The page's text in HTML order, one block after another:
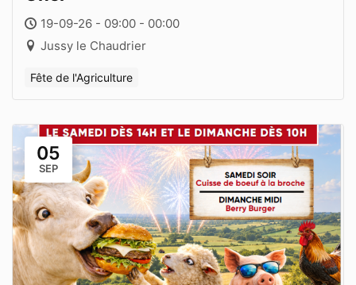
19-09-26 - 09:00 - 00:00
Jussy le Chaudrier
Fête de l'Agriculture
05
SEP